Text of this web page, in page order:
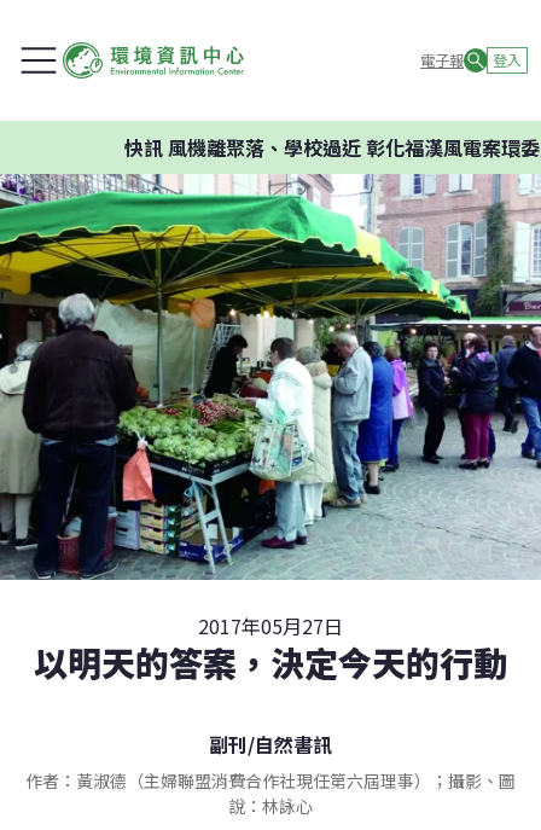
電子報 登入
風機離聚落、學校過近 彰化福漢風電案環委建議不
2017年05月27日
以明天的答案，決定今天的行動
副刊/自然書訊
作者：黃淑德（主婦聯盟消費合作社現任第六屆理事）；攝影、圖
說：林詠心